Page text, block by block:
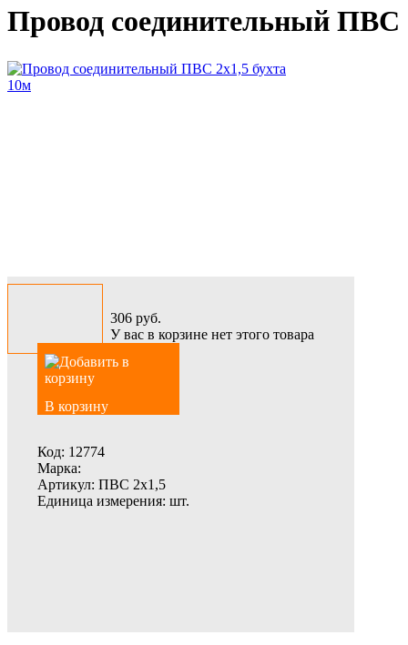
Провод соединительный ПВС
306 руб.
У вас в корзине нет этого товара
В корзину
Код: 12774
Марка:
Артикул: ПВС 2х1,5
Единица измерения: шт.